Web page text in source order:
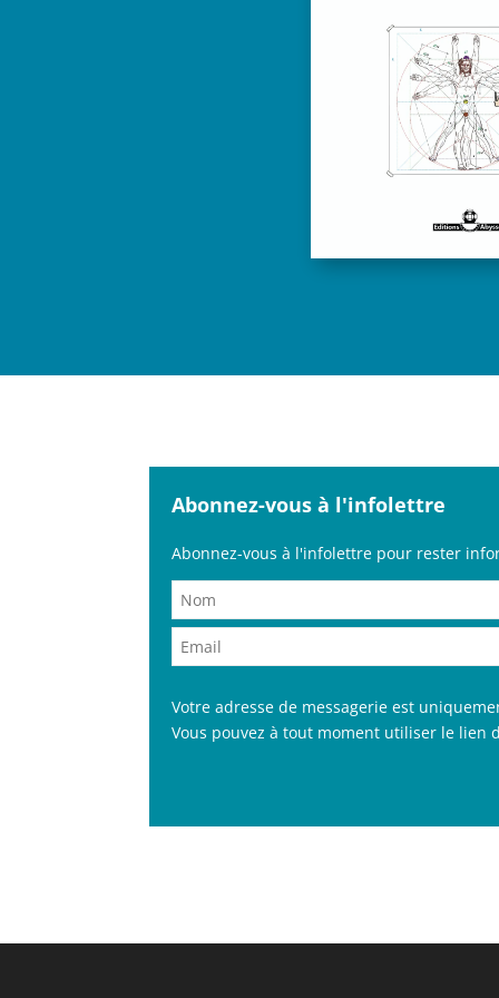
Abonnez-vous à l'infolettre
Abonnez-vous à l'infolettre pour rester
Votre adresse de messagerie est
Vous pouvez à tout moment utiliser le lien